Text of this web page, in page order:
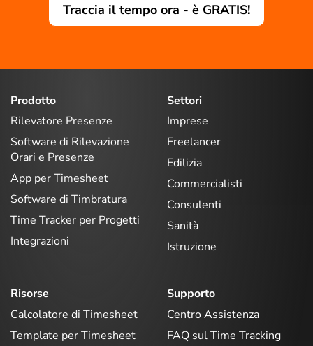
Traccia il tempo ora - è GRATIS!
Prodotto
Rilevatore Presenze
Software di Rilevazione
Orari e Presenze
App per Timesheet
Software di Timbratura
Time Tracker per Progetti
Integrazioni
Settori
Imprese
Freelancer
Edilizia
Commercialisti
Consulenti
Sanità
Istruzione
Risorse
Calcolatore di Timesheet
Template per Timesheet
Supporto
Centro Assistenza
FAQ sul Time Tracking